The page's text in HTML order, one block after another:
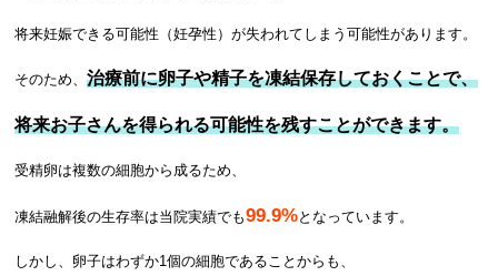
将来妊娠できる可能性（妊孕性）が失われてしまう可能性があります。
そのため、治療前に卵子や精子を凍結保存しておくことで、
将来お子さんを得られる可能性を残すことができます。
受精卵は複数の細胞から成るため、
凍結融解後の生存率は当院実績でも99.9%となっています。
しかし、卵子はわずか1個の細胞であることからも、